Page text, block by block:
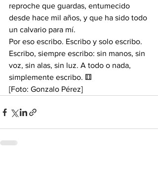
reproche que guardas, entumecido
desde hace mil años, y que ha sido todo
un calvario para mí.
Por eso escribo. Escribo y solo escribo.
Escribo, siempre escribo: sin manos, sin
voz, sin alas, sin luz. A todo o nada,
simplemente escribo. ⚅
[Foto: Gonzalo Pérez]